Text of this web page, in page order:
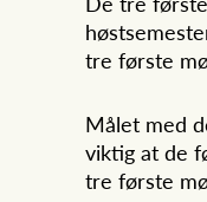
tre første
Målet med
viktig at de
tre første